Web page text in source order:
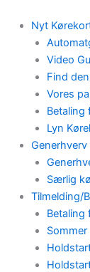
content
Nyt
Video
Find
Vores
Betaling
Lyn
Generhverv
Særlig
Tilmelding/
Betaling